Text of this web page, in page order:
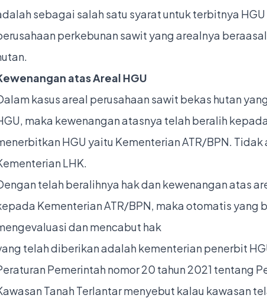
sebagai salah satu syarat untuk terbitnya
perkebunan sawit yang arealnya
atas Areal HGU
kasus areal perusahaan sawit bekas hutan
maka kewenangan atasnya telah beralih
HGU yaitu Kementerian ATR/BPN.
LHK.
telah beralihnya hak dan kewenangan atas
Kementerian ATR/BPN, maka otomatis yang
dan mencabut hak
telah diberikan adalah kementerian penerbit
Pemerintah nomor 20 tahun 2021 tentang
Tanah Terlantar menyebut kalau kawasan